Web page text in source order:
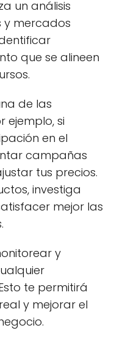
un análisis
mercados
que se alineen
de las
ejemplo, si
en el
campañas
tus precios.
investiga
mejor las
y
te permitirá
y mejorar el